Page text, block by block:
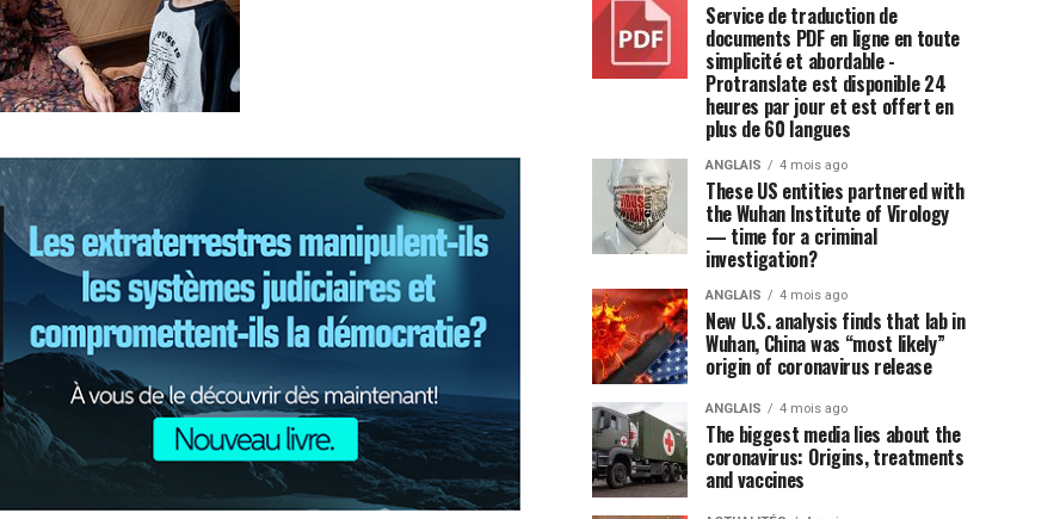
Service de traduction de
documents PDF en ligne en toute
simplicité et abordable -
Protranslate est disponible 24
heures par jour et est offert en
plus de 60 langues
ANGLAIS 4 mois ago
These US entities partnered with
the Wuhan Institute of Virology
— time for a criminal
investigation?
ANGLAIS 4 mois ago
New U.S. analysis finds that lab in
Wuhan, China was “most likely”
origin of coronavirus release
ANGLAIS 4 mois ago
The biggest media lies about the
coronavirus: Origins, treatments
and vaccines